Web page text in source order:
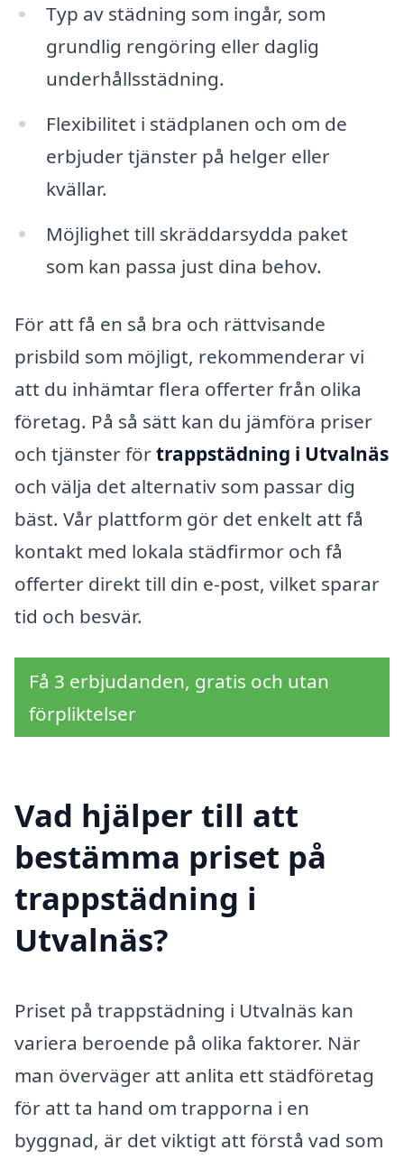
Typ av städning som ingår, som
grundlig rengöring eller daglig
underhållsstädning.
Flexibilitet i städplanen och om de
erbjuder tjänster på helger eller
kvällar.
Möjlighet till skräddarsydda paket
som kan passa just dina behov.
För att få en så bra och rättvisande
prisbild som möjligt, rekommenderar vi
att du inhämtar flera offerter från olika
företag. På så sätt kan du jämföra priser
och tjänster förtrappstädning i Utvalnäs
och välja det alternativ som passar dig
bäst. Vår plattform gör det enkelt att få
kontakt med lokala städfirmor och få
offerter direkt till din e-post, vilket sparar
tid och besvär.
Få 3 erbjudanden, gratis och utan
förpliktelser
Vad hjälper till att
bestämma priset på
trappstädning i
Utvalnäs?
Priset på trappstädning i Utvalnäs kan
variera beroende på olika faktorer. När
man överväger att anlita ett städföretag
för att ta hand om trapporna i en
byggnad, är det viktigt att förstå vad som